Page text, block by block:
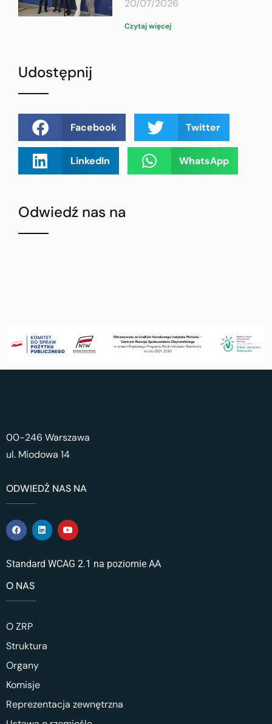
20/07/2026
Czytaj więcej
Udostępnij
Facebook Twitter
LinkedIn WhatsApp
Odwiedź nas na
00-246 Warszawa
ul. Miodowa 14
ODWIEDŹ NAS NA
Standard WCAG 2.1 na poziomie AA
O NAS
O ZRP
Struktura
Organy
Komisje
Reprezentacja zewnętrzna